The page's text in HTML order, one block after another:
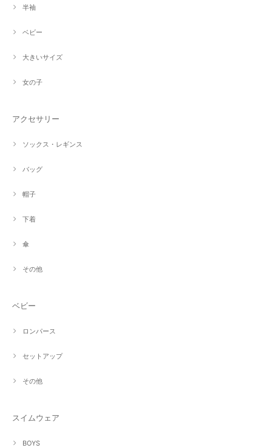
半袖
ベビー
大きいサイズ
女の子
アクセサリー
ソックス・レギンス
バッグ
帽子
下着
傘
その他
ベビー
ロンパース
セットアップ
その他
スイムウェア
BOYS